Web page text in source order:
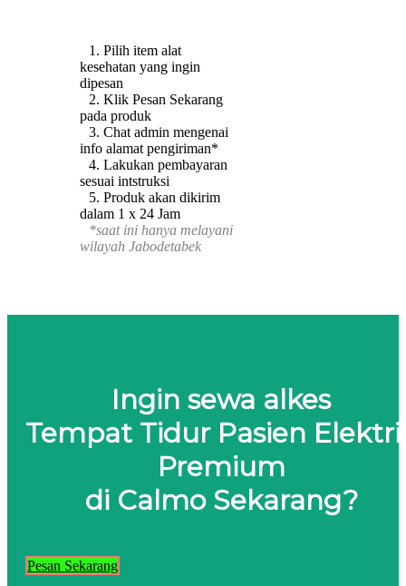
1. Pilih item alat
kesehatan yang ingin
dipesan
2. Klik Pesan Sekarang
pada produk
3. Chat admin mengenai
info alamat pengiriman*
4. Lakukan pembayaran
sesuai intstruksi
5. Produk akan dikirim
dalam 1 x 24 Jam
*saat ini hanya melayani
wilayah Jabodetabek
Ingin sewa alkes
Tempat Tidur Pasien
Premium
di Calmo Sekarang?
Pesan Sekarang